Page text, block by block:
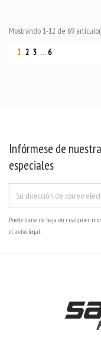
Mostrando 1-12 de 69
1 2 3 … 6
Infórmese de
especiales
Puede darse de baja en cualquier
el aviso legal.